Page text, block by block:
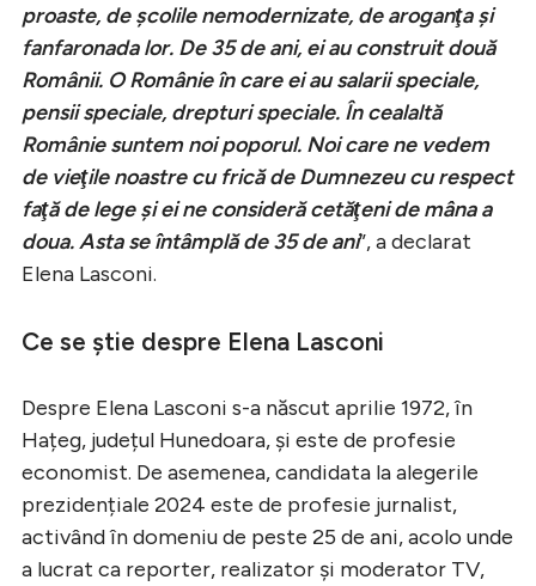
proaste, de şcolile nemodernizate, de aroganţa şi
fanfaronada lor. De 35 de ani, ei au construit două
Românii. O Românie în care ei au salarii speciale,
pensii speciale, drepturi speciale. În cealaltă
Românie suntem noi poporul. Noi care ne vedem
de vieţile noastre cu frică de Dumnezeu cu respect
faţă de lege şi ei ne consideră cetăţeni de mâna a
doua. Asta se întâmplă de 35 de ani”, a declarat
Elena Lasconi.
Ce se știe despre Elena Lasconi
Despre Elena Lasconi s-a născut aprilie 1972, în
Hațeg, județul Hunedoara, și este de profesie
economist. De asemenea, candidata la alegerile
prezidențiale 2024 este de profesie jurnalist,
activând în domeniu de peste 25 de ani, acolo unde
a lucrat ca reporter, realizator și moderator TV,